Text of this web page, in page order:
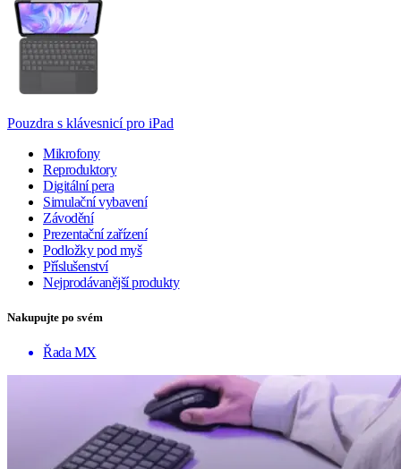
Pouzdra s klávesnicí pro iPad
Mikrofony
Reproduktory
Digitální pera
Simulační vybavení
Závodění
Prezentační zařízení
Podložky pod myš
Příslušenství
Nejprodávanější produkty
Nakupujte po svém
Řada MX